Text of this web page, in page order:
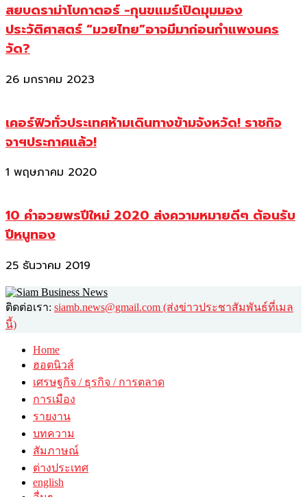
สยบดราม่าโบกาตอร์ -กุนขแมร์เปิดมุมมอง
ประวัติศาสตร์ “มวยไทย”อาจมีมาก่อนกำแพงนคร
วัด?
26 มกราคม 2023
เคอร์ฟิวทั่วประเทศห้ามเดินทางข้ามจังหวัด! ราชกิจ
จาฯประกาศแล้ว!
1 พฤษภาคม 2020
10 คำอวยพรปีใหม่ 2020 ส่งความหมายดีๆ ต้อนรับ
ปีหนูทอง
25 ธันวาคม 2019
ติดต่อเรา: siamb.news@gmail.com (ส่งข่าวประชาสัมพันธ์ที่เมล
นี้)
Home
ฮอตนิวส์
เศรษฐกิจ / ธุรกิจ / การตลาด
การเมือง
รายงาน
บทความ
สัมภาษณ์
ต่างประเทศ
english